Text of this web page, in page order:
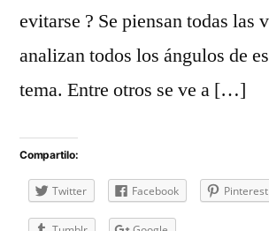
evitarse ? Se piensan todas las
analizan todos los ángulos de
tema. Entre otros se ve a […]
Compartilo:
Twitter Facebook Pinterest